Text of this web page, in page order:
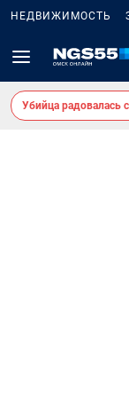
НЕДВИЖИМОСТЬ
Убийца радовалась